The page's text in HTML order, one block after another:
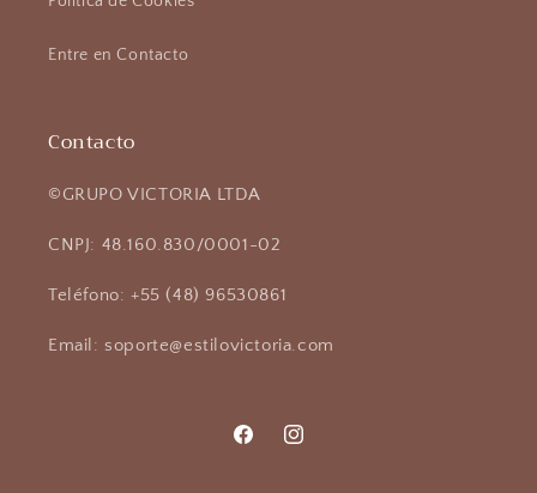
Entre en Contacto
Contacto
©GRUPO VICTORIA LTDA
CNPJ: 48.160.830/0001-02
Teléfono: +55 (48) 96530861
Email: soporte@estilovictoria.com
FacebookInstagram